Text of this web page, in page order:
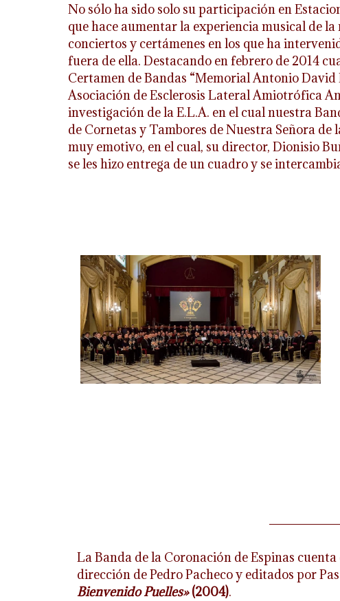
No sólo ha sido solo su participación en
que hace aumentar la experiencia musical de la
conciertos y certámenes en los que ha
fuera de ella. Destacando en febrero de 2014
Certamen de Bandas “Memorial Antonio
Asociación de Esclerosis Lateral Amiotrófica
investigación de la E.L.A. en el cual nuestra
de Cornetas y Tambores de Nuestra Señora de
muy emotivo, en el cual, su director, Dionisio
se les hizo entrega de un cuadro y se
La Banda de la Coronación de Espinas
dirección de Pedro Pacheco y editados por
Bienvenido Puelles»(2004).